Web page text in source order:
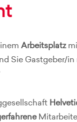
Arbeitsplatz
Sie Gastgeber/